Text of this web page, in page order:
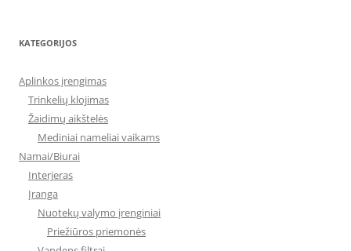
KATEGORIJOS
Aplinkos įrengimas
Trinkelių klojimas
Žaidimų aikštelės
Mediniai nameliai vaikams
Namai/Biurai
Interjeras
Įranga
Nuotekų valymo įrenginiai
Priežiūros priemonės